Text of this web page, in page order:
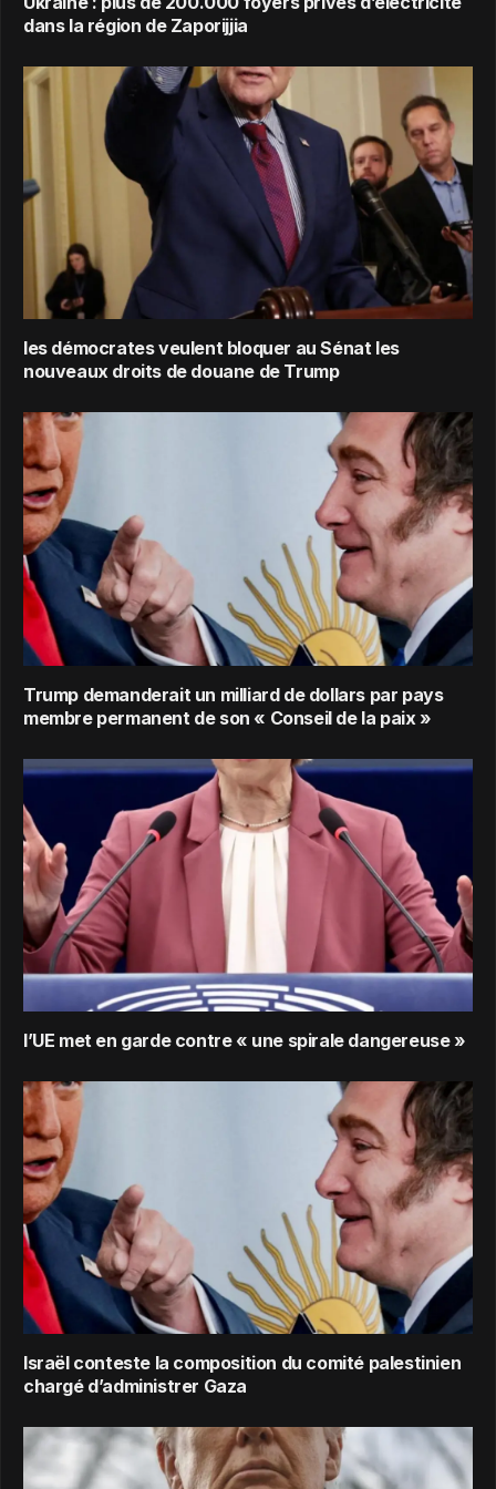
dans la région de Zaporijjia
les démocrates veulent bloquer au Sénat les
nouveaux droits de douane de Trump
Trump demanderait un milliard de dollars par pays
membre permanent de son « Conseil de la paix »
l’UE met en garde contre « une spirale dangereuse »
Israël conteste la composition du comité palestinien
chargé d’administrer Gaza